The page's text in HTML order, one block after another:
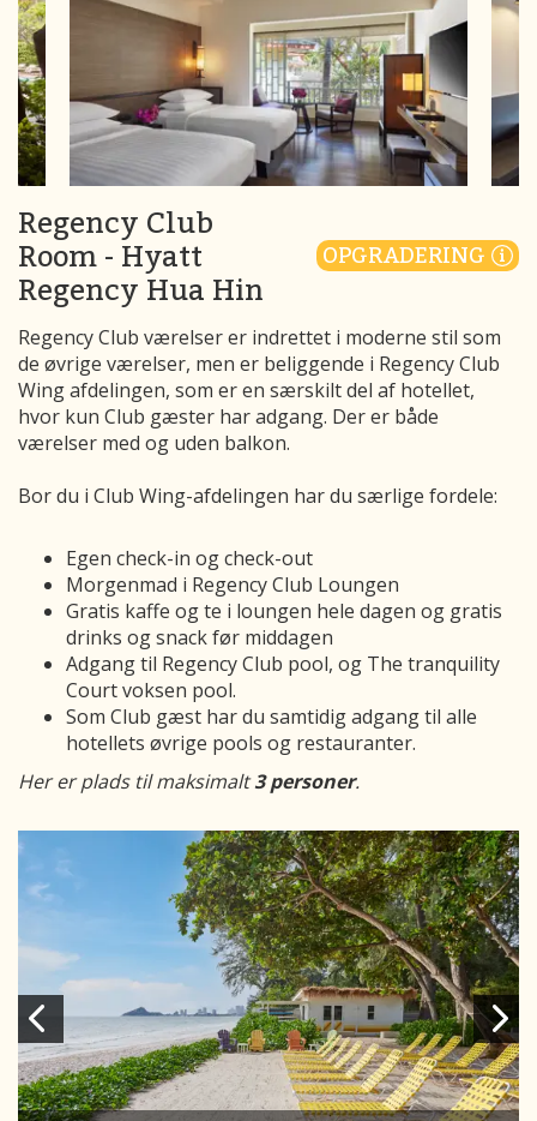
Regency Club
Room - Hyatt
Regency Hua Hin
OPGRADERING
Regency Club værelser er indrettet i moderne stil som
de øvrige værelser, men er beliggende i Regency Club
Wing afdelingen, som er en særskilt del af hotellet,
hvor kun Club gæster har adgang. Der er både
værelser med og uden balkon.
Bor du i Club Wing-afdelingen har du særlige fordele:
Egen check-in og check-out
Morgenmad i Regency Club Loungen
Gratis kaffe og te i loungen hele dagen og gratis
drinks og snack før middagen
Adgang til Regency Club pool, og The tranquility
Court voksen pool.
Som Club gæst har du samtidig adgang til alle
hotellets øvrige pools og restauranter.
Her er plads til maksimalt3 personer.